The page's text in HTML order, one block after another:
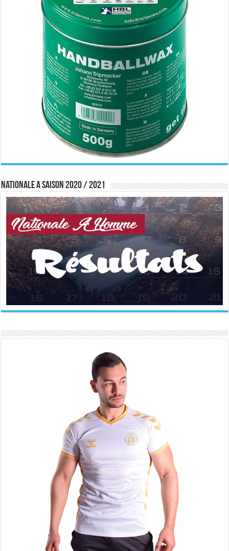
Nationale A saison 2020 / 2021